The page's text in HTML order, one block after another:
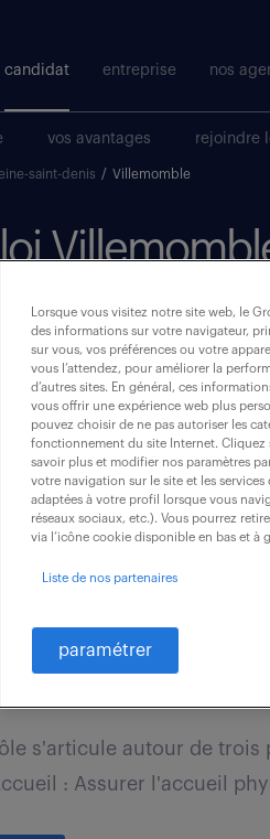
candidat entreprise nos
vos avantages rejoindre
saint-denis / Villemomble
où ?
villemomble
d’exploitation
(93)
s'articule autour de trois
: Assurer l'accueil
Lorsque vous visitez notre site web, le
des informations sur votre navigateur,
sur vous, vos préférences ou votre
vous l’attendez, pour améliorer la
d’autres sites. En général, ces
vous offrir une expérience web plus
pouvez choisir de ne pas autoriser les
fonctionnement du site Internet. Cliquez
savoir plus et modifier nos paramètres
votre navigation sur le site et les
adaptées à votre profil lorsque vous
réseaux sociaux, etc.). Vous pourrez
via l’icône cookie disponible en bas et à
Liste de nos partenaires
paramétrer